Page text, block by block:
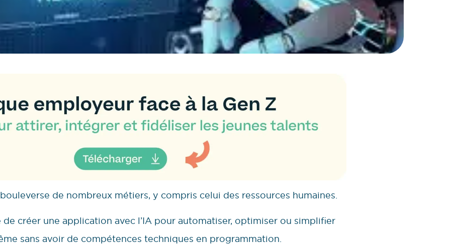
de nombreux métiers, y compris celui des ressources humaines.
créer une application avec l’IA pour automatiser, optimiser ou simplifier
sans avoir de compétences techniques en programmation.